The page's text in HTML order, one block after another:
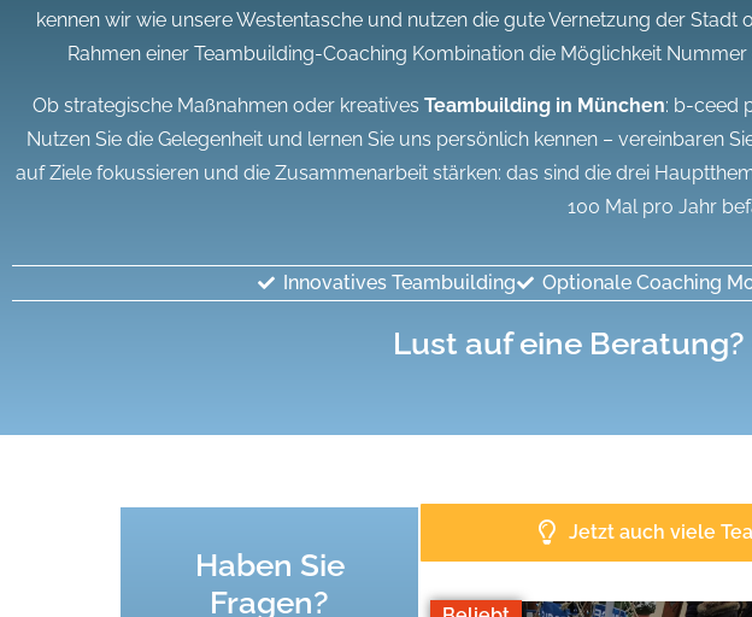
kennen wir wie unsere Westentasche und nutzen die gute Vernetzung der Stadt
Rahmen einer Teambuilding-Coaching Kombination die Möglichkeit
Ob strategische Maßnahmen oder kreatives Teambuilding in München: b-ceed
Nutzen Sie die Gelegenheit und lernen Sie uns persönlich kennen – vereinbaren
auf Ziele fokussieren und die Zusammenarbeit stärken: das sind die drei
100 Mal pro Jahr
Innovatives Teambuilding Optionale Coaching
Lust auf eine Beratung?
Haben Sie
Fragen?
Jetzt auch viele